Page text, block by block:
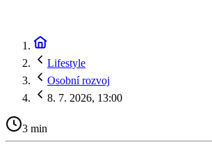
Lifestyle
Osobní rozvoj
8. 7. 2026, 13:00
3 min